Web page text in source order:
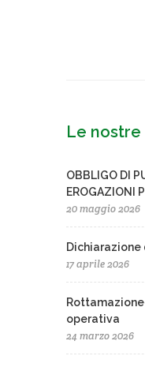
Le
OBBLIGO DI
EROGAZIONI
20 maggio 2026
Dichiarazione
17 aprile 2026
operativa
24 marzo 2026